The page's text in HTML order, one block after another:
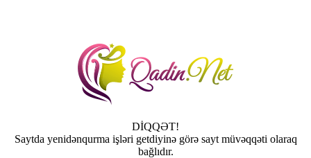
DİQQƏT!
Saytda yenidənqurma işləri getdiyinə görə sayt müvəqqəti olaraq
bağlıdır.